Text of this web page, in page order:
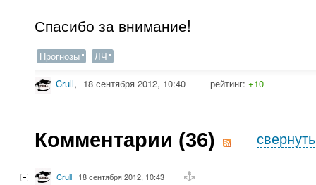
Спасибо за внимание!
Прогнозы ЛЧ
Crull, 18 сентября 2012, 10:40 рейтинг: +10
Комментарии (36) свернуть
Crull 18 сентября 2012, 10:43